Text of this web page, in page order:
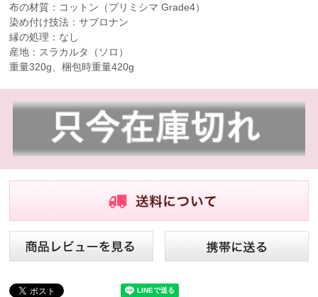
布の材質：コットン（プリミシマ Grade4）
染め付け技法：サブロナン
縁の処理：なし
産地：スラカルタ（ソロ）
重量320g、梱包時重量420g